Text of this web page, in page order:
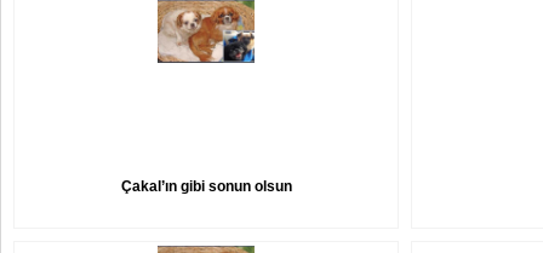
Çakal’ın gibi sonun olsun